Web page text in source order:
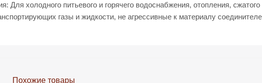
Для холодного питьевого и горячего водоснабжения, отопления,
газы и жидкости, не агрессивные к материалу
Похожие товары